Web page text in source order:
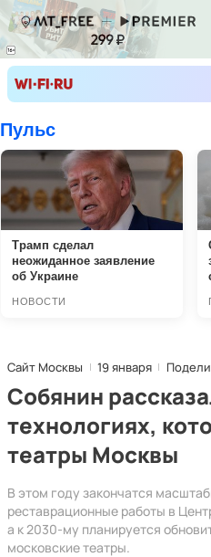
Сайт Москвы 19 января
Собянин
технологиях,
театры Москвы
В этом году закончатся
реставрационные работы в
а к 2030-му планируется
московские театры.